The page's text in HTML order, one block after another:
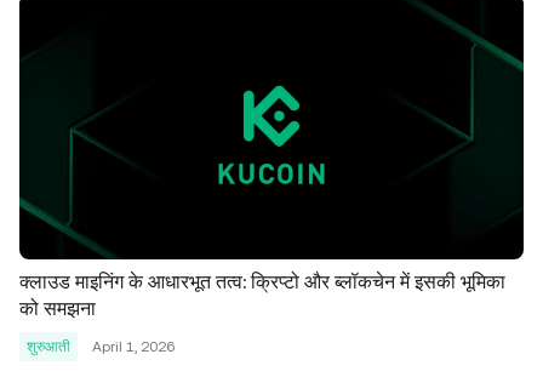
क्लाउड माइनिंग के आधारभूत तत्व: क्रिप्टो और ब्लॉकचेन में इसकी भूमिका
को समझना
शुरुआती April 1, 2026